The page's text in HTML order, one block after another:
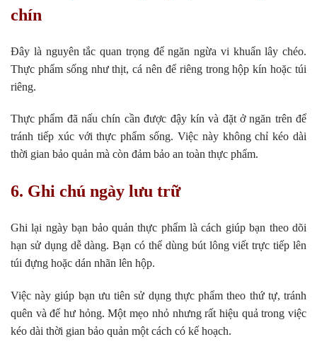
chín
Đây là nguyên tắc quan trọng để ngăn ngừa vi khuẩn lây chéo.
Thực phẩm sống như thịt, cá nên để riêng trong hộp kín hoặc túi
riêng.
Thực phẩm đã nấu chín cần được đậy kín và đặt ở ngăn trên để
tránh tiếp xúc với thực phẩm sống. Việc này không chỉ kéo dài
thời gian bảo quản mà còn đảm bảo an toàn thực phẩm.
6. Ghi chú ngày lưu trữ
Ghi lại ngày bạn bảo quản thực phẩm là cách giúp bạn theo dõi
hạn sử dụng dễ dàng. Bạn có thể dùng bút lông viết trực tiếp lên
túi đựng hoặc dán nhãn lên hộp.
Việc này giúp bạn ưu tiên sử dụng thực phẩm theo thứ tự, tránh
quên và để hư hỏng. Một mẹo nhỏ nhưng rất hiệu quả trong việc
kéo dài thời gian bảo quản một cách có kế hoạch.